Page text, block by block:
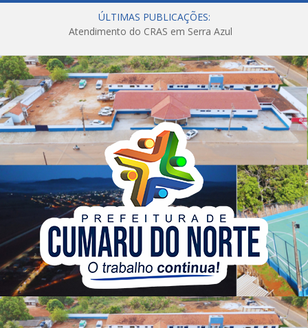
ÚLTIMAS PUBLICAÇÕES:
Atendimento do CRAS em Serra Azul